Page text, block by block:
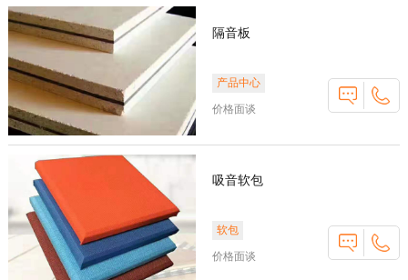
隔音板
产品中心
价格面谈
吸音软包
软包
价格面谈